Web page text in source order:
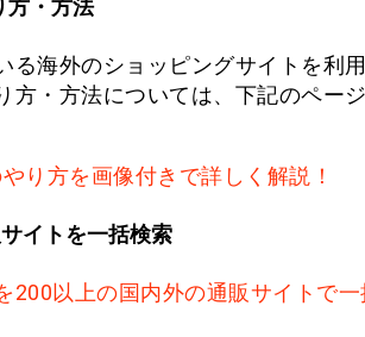
方・方法
る海外のショッピングサイトを利用
方・方法については、下記のペー
り方を画像付きで詳しく解説！
イトを一括検索
200以上の国内外の通販サイトで一